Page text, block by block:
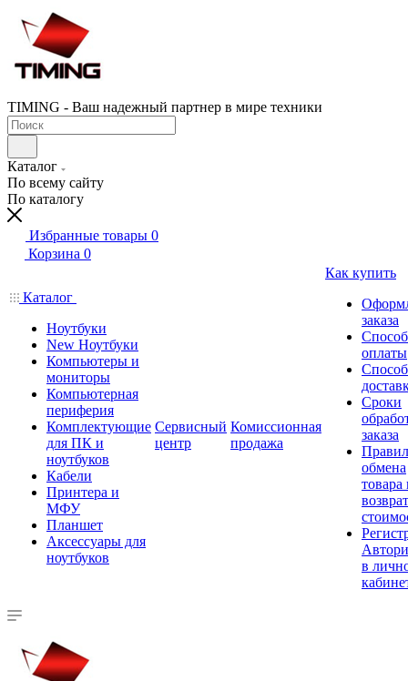
TIMING - Ваш надежный партнер в мире техники
Каталог
По всему сайту
По каталогу
Избранные товары 0
Корзина 0
Каталог
Ноутбуки
New Ноутбуки
Компьютеры и
мониторы
Компьютерная
периферия
Комплектующие
для ПК и
ноутбуков
Кабели
Принтера и
МФУ
Планшет
Аксессуары для
ноутбуков
Сервисный
центр
Комиссионная
продажа
Как купить
заказа
оплаты
Сроки
заказа
обмена
товара
в